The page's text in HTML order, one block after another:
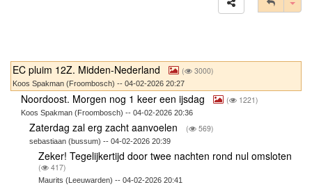
EC pluim 12Z. Midden-Nederland ( 3000)
Koos Spakman (Froombosch) -- 04-02-2026 20:27
Noordoost. Morgen nog 1 keer een ijsdag ( 1221)
Koos Spakman (Froombosch) -- 04-02-2026 20:36
Zaterdag zal erg zacht aanvoelen ( 569)
sebastiaan (bussum) -- 04-02-2026 20:39
Zeker! Tegelijkertijd door twee nachten rond nul omsloten
( 417)
Maurits (Leeuwarden) -- 04-02-2026 20:41